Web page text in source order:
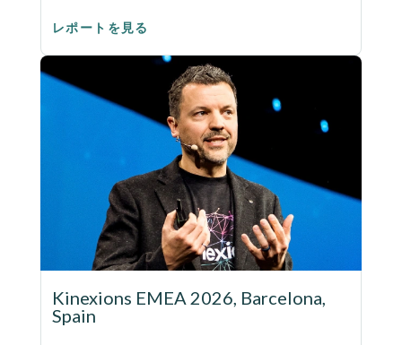
レポートを見る
Kinexions EMEA 2026, Barcelona,
Spain